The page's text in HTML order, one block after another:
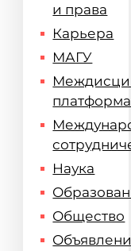
и права
Карьера
МАГУ
платформа
Наука
Общество